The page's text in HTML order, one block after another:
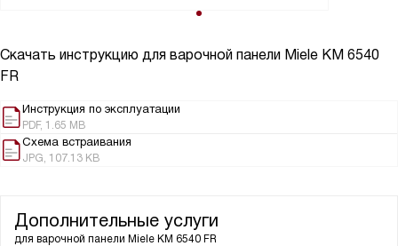
Скачать инструкцию для варочной панели Miele KM 6540
FR
Инструкция по эксплуатации
PDF, 1.65 MB
Схема встраивания
JPG, 107.13 KB
Дополнительные услуги
для варочной панели Miele KM 6540 FR